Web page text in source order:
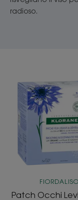
radioso.
e
al
BIO
FIORDALISO
Patch Occhi